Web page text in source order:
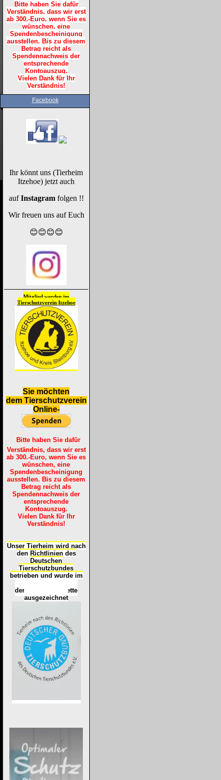
Bitte haben Sie dafür
Verständnis, dass wir erst
ab 300.-Euro, wenn Sie es
wünschen, eine
Spendenbescheinigung
ausstellen. Bis zu diesem
Betrag reicht als
Spendennachweis der
entsprechende
Kontoauszug.
Vielen Dank für Ihr
Verständnis!
Facebook
Ihr könnt uns (Tierheim
Itzehoe) jetzt auch
aufInstagramfolgen !!
Wir freuen uns auf Euch
😊😊😊😊
Mitglied werden im
Tierschutzverein Itzehoe
Sie möchten
dem Tierschutzverein
Online-
Bitte haben Sie dafür
Verständnis, dass wir erst
ab 300.-Euro, wenn Sie es
wünschen, eine
Spendenbescheinigung
ausstellen. Bis zu diesem
Betrag reicht als
Spendennachweis der
entsprechende
Kontoauszug.
Vielen Dank für Ihr
Verständnis!
Unser Tierheim wird nach
den Richtlinien des
Deutschen
Tierschutzbundes
betrieben und wurde im
der
Tierheimplakette
ausgezeichnet